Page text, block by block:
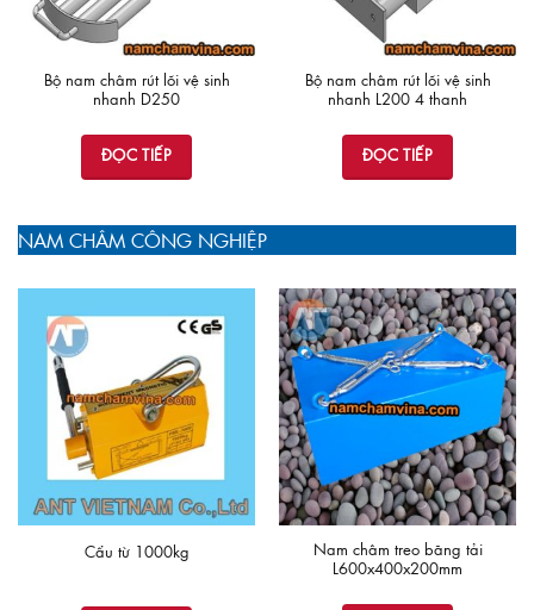
Bộ nam châm rút lõi vệ sinh
nhanh D250
ĐỌC TIẾP
Bộ nam châm rút lõi vệ sinh
nhanh L200 4 thanh
ĐỌC TIẾP
NAM CHÂM CÔNG NGHIỆP
Cẩu từ 1000kg
Nam châm treo băng tải
L600x400x200mm